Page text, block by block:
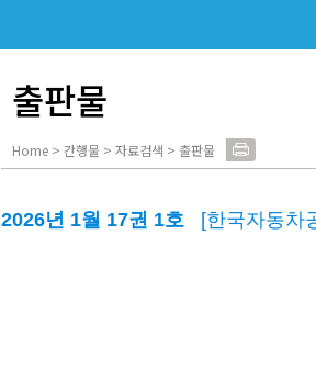
출판물
Home > 간행물 > 자료검색 > 출판물
2026년 1월 17권 1호 [한국자동차